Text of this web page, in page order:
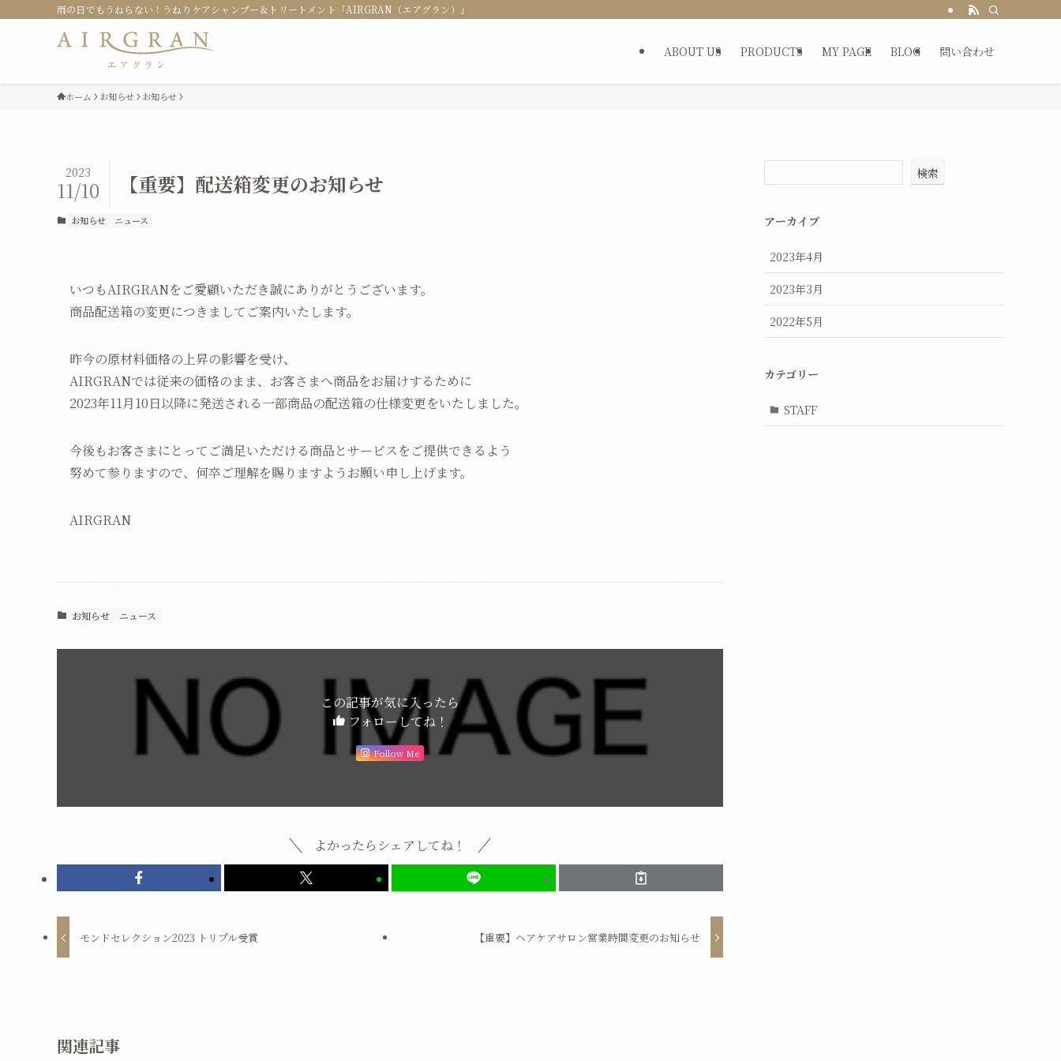
雨の日でもうねらない！うねりケアシャンプー＆トリートメント「AIRGRAN（エアグラン）」
ABOUT US PRODUCTS MY PAGE BLOG 問い合わせ
ホーム お知らせ お知らせ
【重要】配送箱変更のお知らせ
2023
11/10
お知らせ ニュース
いつもAIRGRANをご愛顧いただき誠にありがとうございます。
商品配送箱の変更につきましてご案内いたします。
昨今の原材料価格の上昇の影響を受け、
AIRGRANでは従来の価格のまま、お客さまへ商品をお届けするために
2023年11月10日以降に発送される一部商品の配送箱の仕様変更をいたしました。
今後もお客さまにとってご満足いただける商品とサービスをご提供できるよう
努めて参りますので、何卒ご理解を賜りますようお願い申し上げます。
AIRGRAN
お知らせ ニュース
この記事が気に入ったら
フォローしてね！
Follow Me
よかったらシェアしてね！
モンドセレクション2023 トリプル受賞 【重要】ヘアケアサロン営業時間変更のお知らせ
関連記事
検索
アーカイブ
2023年4月
2023年3月
2022年5月
カテゴリー
STAFF